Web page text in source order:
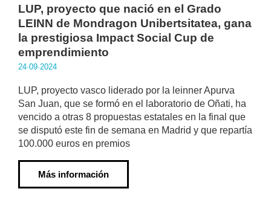
LUP, proyecto que nació en el Grado
LEINN de Mondragon Unibertsitatea, gana
la prestigiosa Impact Social Cup de
emprendimiento
24·09·2024
LUP, proyecto vasco liderado por la leinner Apurva
San Juan, que se formó en el laboratorio de Oñati, ha
vencido a otras 8 propuestas estatales en la final que
se disputó este fin de semana en Madrid y que repartía
100.000 euros en premios
Más información